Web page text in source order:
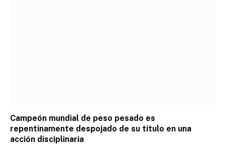
Campeón mundial de peso pesado es
repentinamente despojado de su título en una
acción disciplinaria